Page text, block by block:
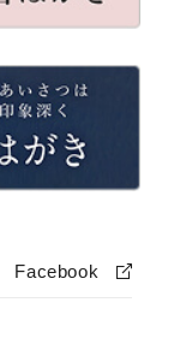
Facebook